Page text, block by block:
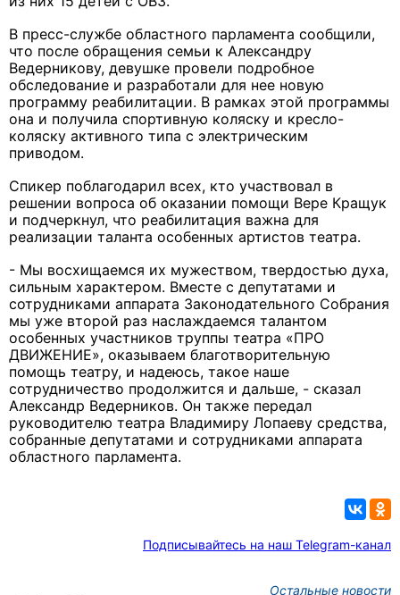
В пресс-службе областного парламента сообщили,
что после обращения семьи к Александру
Ведерникову, девушке провели подробное
обследование и разработали для нее новую
программу реабилитации. В рамках этой программы
она и получила спортивную коляску и кресло-
коляску активного типа с электрическим
приводом.
Спикер поблагодарил всех, кто участвовал в
решении вопроса об оказании помощи Вере Кращук
и подчеркнул, что реабилитация важна для
реализации таланта особенных артистов театра.
- Мы восхищаемся их мужеством, твердостью духа,
сильным характером. Вместе с депутатами и
сотрудниками аппарата Законодательного Собрания
мы уже второй раз наслаждаемся талантом
особенных участников труппы театра «ПРО
ДВИЖЕНИЕ», оказываем благотворительную
помощь театру, и надеюсь, такое наше
сотрудничество продолжится и дальше, - сказал
Александр Ведерников. Он также передал
руководителю театра Владимиру Лопаеву средства,
собранные депутатами и сотрудниками аппарата
областного парламента.
Подписывайтесь на наш Telegram-канал
Остальные новости